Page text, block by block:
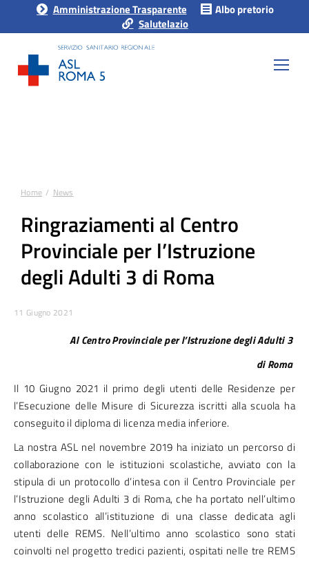
Amministrazione Trasparente
Albo pretorio
Salutelazio
Tu sei qui:
Home News
Ringraziamenti al Centro
Provinciale per l’Istruzione
degli Adulti 3 di Roma
11 Giugno 2021
Al Centro Provinciale per l’Istruzione degli Adulti 3
di Roma
Il 10 Giugno 2021 il primo degli utenti delle Residenze per
l’Esecuzione delle Misure di Sicurezza iscritti alla scuola ha
conseguito il diploma di licenza media inferiore.
La nostra ASL nel novembre 2019 ha iniziato un percorso di
collaborazione con le istituzioni scolastiche, avviato con la
stipula di un protocollo d’intesa con il Centro Provinciale per
l’Istruzione degli Adulti 3 di Roma, che ha portato nell’ultimo
anno scolastico all’istituzione di una classe dedicata agli
utenti delle REMS. Nell’ultimo anno scolastico sono stati
coinvolti nel progetto tredici pazienti, ospitati nelle tre REMS